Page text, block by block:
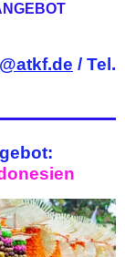
/ Tel.
: